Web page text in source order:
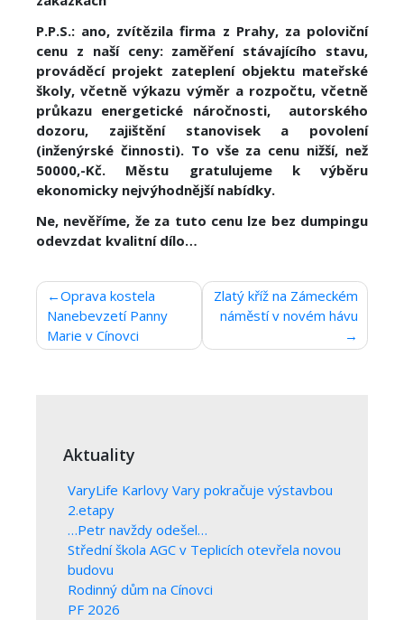
Aktuality
VaryLife Karlovy Vary pokračuje výstavbou
2.etapy
…Petr navždy odešel…
Střední škola AGC v Teplicích otevřela novou
budovu
Rodinný dům na Cínovci
PF 2026
P.P.S.: ano, zvítězila firma z Prahy, za poloviční
cenu z naší ceny: zaměření stávajícího stavu,
prováděcí projekt zateplení objektu mateřské
školy, včetně výkazu výměr a rozpočtu, včetně
průkazu energetické náročnosti, autorského
dozoru, zajištění stanovisek a povolení
(inženýrské činnosti). To vše za cenu nižší, než
50000,-Kč. Městu gratulujeme k výběru
ekonomicky nejvýhodnější nabídky.
Ne, nevěříme, že za tuto cenu lze bez dumpingu
odevzdat kvalitní dílo…
Navigace
pro
příspěvek
Oprava kostela
Nanebevzetí Panny
Marie v Cínovci
Zlatý kříž na Zámeckém
náměstí v novém hávu